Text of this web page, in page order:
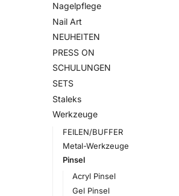
Nagelpflege
Nail Art
NEUHEITEN
PRESS ON
SCHULUNGEN
SETS
Staleks
Werkzeuge
FEILEN/BUFFER
Metal-Werkzeuge
Pinsel
Acryl Pinsel
Gel Pinsel